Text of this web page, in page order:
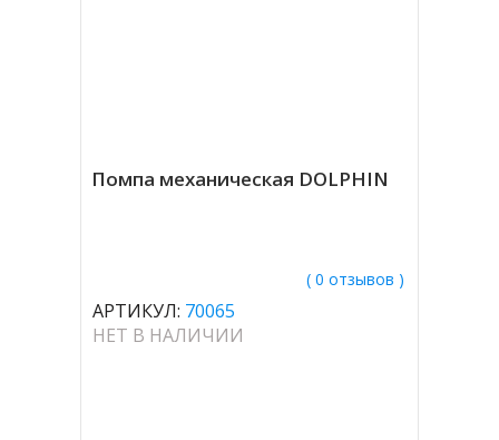
Помпа механическая DOLPHIN
( 0 отзывов )
АРТИКУЛ: 70065
НЕТ В НАЛИЧИИ